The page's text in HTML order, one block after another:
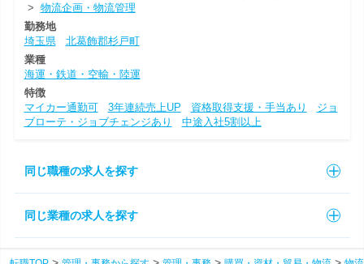
> 物流企画・物流管理
勤務地
埼玉県
北葛飾郡杉戸町
業種
海運・鉄道・空輸・陸運
特徴
マイカー通勤可
3年連続売上UP 資格取得支援・手当あり
ジョ
ブローテ・ジョブチェンジあり
中途入社5割以上
同じ職種の求人を探す
同じ業種の求人を探す